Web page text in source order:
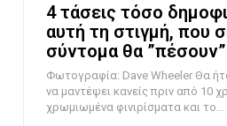
4 τάσεις τόσο
αυτή τη στιγμή, που
σύντομα θα ”πέσουν”
Φωτογραφία: Dave Wheeler Θα ήταν δύσκολο
να μαντέψει κανείς πριν από 10
χρωμιωμένα φινιρίσματα και το...